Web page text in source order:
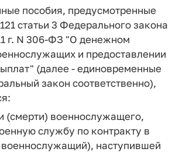
пособия, предусмотренные
статьи 3 Федерального закона
г. N 306-ФЗ "О денежном
и предоставлении
(далее - единовременные
закон соответственно),
(смерти) военнослужащего,
службу по контракту в
наступившей